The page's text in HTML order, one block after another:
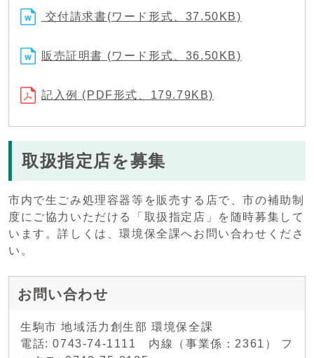
交付請求書(ワード形式、37.50KB)
販売証明書 (ワード形式、36.50KB)
記入例 (PDF形式、179.79KB)
取扱指定店を募集
市内で生ごみ処理容器等を販売する店で、市の補助制
度にご協力いただける「取扱指定店」を随時募集して
います。詳しくは、環境保全課へお問い合わせくださ
い。
お問い合わせ
生駒市 地域活力創生部 環境保全課
電話: 0743-74-1111 内線（事業係：2361） フ